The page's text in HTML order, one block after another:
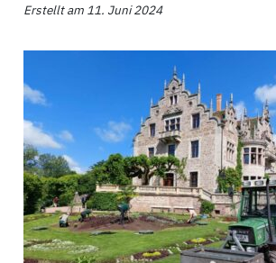
Erstellt am 11. Juni 2024